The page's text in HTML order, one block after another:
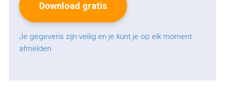
Je gegevens zijn veilig en je kunt je op elk moment
afmelden.